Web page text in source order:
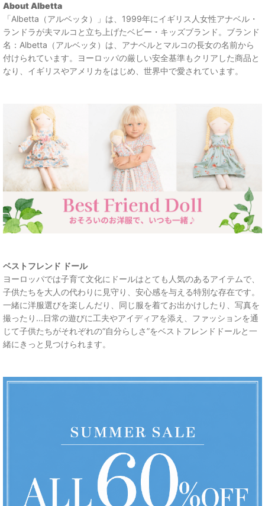
About Albetta
「Albetta（アルベッタ）」は、1999年にイギリス人女性アナベル・
ランドラが夫マルコと立ち上げたベビー・キッズブランド。ブランド
名：Albetta（アルベッタ）は、アナベルとマルコの長女の名前から
付けられています。ヨーロッパの厳しい安全基準もクリアした商品と
なり、イギリスやアメリカをはじめ、世界中で愛されています。
ベストフレンド ドール
ヨーロッパでは子育て文化にドールはとても人気のあるアイテムで、
子供たちを大人の代わりに見守り、安心感を与える特別な存在です。
一緒に洋服選びを楽しんだり、同じ服を着てお出かけしたり、写真を
撮ったり...日常の遊びに工夫やアイディアを添え、ファッションを通
じて子供たちがそれぞれの“自分らしさ”をベストフレンドドールと一
緒にきっと見つけられます。